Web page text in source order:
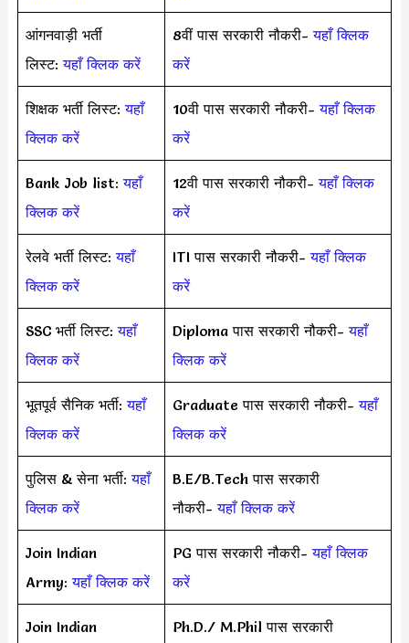
आंगनवाड़ी भर्ती
लिस्ट:यहाँ क्लिक करें
8वीं पास सरकारी नौकरी-यहाँ क्लिक
करें
शिक्षक भर्ती लिस्ट:यहाँ
क्लिक करें
10वी पास सरकारी नौकरी-यहाँ क्लिक
करें
Bank Job list:यहाँ
क्लिक करें
12वी पास सरकारी नौकरी-यहाँ क्लिक
करें
रेलवे भर्ती लिस्ट:यहाँ
क्लिक करें
ITI पास सरकारी नौकरी-यहाँ क्लिक
करें
SSC भर्ती लिस्ट:यहाँ
क्लिक करें
Diploma पास सरकारी नौकरी-यहाँ
क्लिक करें
भूतपूर्व सैनिक भर्ती:यहाँ
क्लिक करें
Graduate पास सरकारी नौकरी-यहाँ
क्लिक करें
पुलिस & सेना भर्ती:यहाँ
क्लिक करें
B.E/B.Tech पास सरकारी
नौकरी-यहाँ क्लिक करें
Join Indian
Army:यहाँ क्लिक करें
PG पास सरकारी नौकरी-यहाँ क्लिक
करें
Join Indian
Ph.D./ M.Phil पास सरकारी